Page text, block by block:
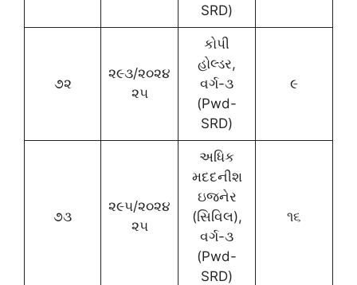
SRD)
૭૨
૨૯૩/૨૦૨૪
૨૫
કોપી
હોલ્ડર,
વર્ગ-૩
(Pwd-
SRD)
૯
૭૩
૨૯૫/૨૦૨૪
૨૫
અધિક
મદદનીશ
ઇજનેર
(સિવિલ),
વર્ગ-૩
(Pwd-
SRD)
૧૬